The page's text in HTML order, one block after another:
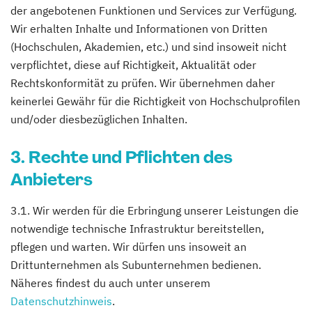
der angebotenen Funktionen und Services zur Verfügung.
Wir erhalten Inhalte und Informationen von Dritten
(Hochschulen, Akademien, etc.) und sind insoweit nicht
verpflichtet, diese auf Richtigkeit, Aktualität oder
Rechtskonformität zu prüfen. Wir übernehmen daher
keinerlei Gewähr für die Richtigkeit von Hochschulprofilen
und/oder diesbezüglichen Inhalten.
3. Rechte und Pflichten des
Anbieters
3.1. Wir werden für die Erbringung unserer Leistungen die
notwendige technische Infrastruktur bereitstellen,
pflegen und warten. Wir dürfen uns insoweit an
Drittunternehmen als Subunternehmen bedienen.
Näheres findest du auch unter unserem
Datenschutzhinweis.